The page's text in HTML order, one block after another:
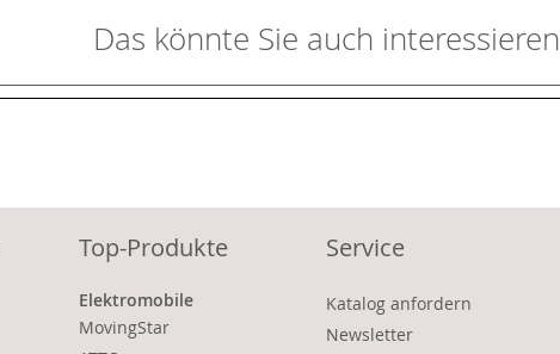
Das könnte Sie auch interessieren
Top-Produkte
Elektromobile
MovingStar
Service
Katalog anfordern
Newsletter